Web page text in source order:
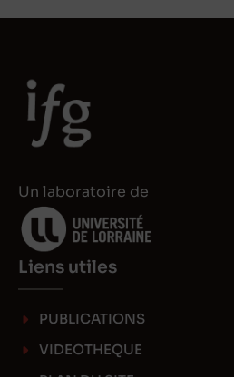
I
n
Un laboratoire de
Liens utiles
PUBLICATIONS
VIDEOTHEQUE